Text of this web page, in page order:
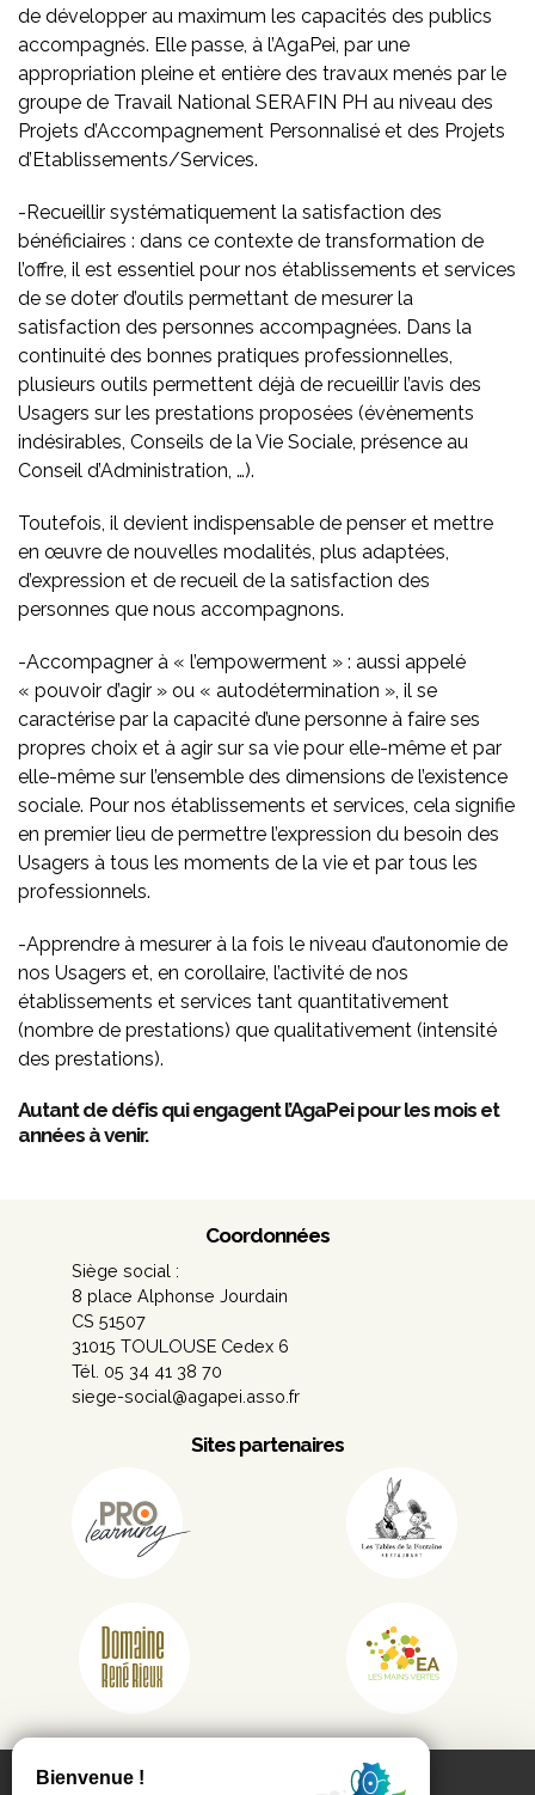
de développer au maximum les capacités des publics
accompagnés. Elle passe, à l’AgaPei, par une
appropriation pleine et entière des travaux menés par le
groupe de Travail National SERAFIN PH au niveau des
Projets d’Accompagnement Personnalisé et des Projets
d’Etablissements/Services.
-Recueillir systématiquement la satisfaction des
bénéficiaires : dans ce contexte de transformation de
l’offre, il est essentiel pour nos établissements et services
de se doter d’outils permettant de mesurer la
satisfaction des personnes accompagnées. Dans la
continuité des bonnes pratiques professionnelles,
plusieurs outils permettent déjà de recueillir l’avis des
Usagers sur les prestations proposées (évènements
indésirables, Conseils de la Vie Sociale, présence au
Conseil d’Administration, …).
Toutefois, il devient indispensable de penser et mettre
en œuvre de nouvelles modalités, plus adaptées,
d’expression et de recueil de la satisfaction des
personnes que nous accompagnons.
-Accompagner à « l’empowerment » : aussi appelé
« pouvoir d’agir » ou « autodétermination », il se
caractérise par la capacité d’une personne à faire ses
propres choix et à agir sur sa vie pour elle-même et par
elle-même sur l’ensemble des dimensions de l’existence
sociale. Pour nos établissements et services, cela signifie
en premier lieu de permettre l’expression du besoin des
Usagers à tous les moments de la vie et par tous les
professionnels.
-Apprendre à mesurer à la fois le niveau d’autonomie de
nos Usagers et, en corollaire, l’activité de nos
établissements et services tant quantitativement
(nombre de prestations) que qualitativement (intensité
des prestations).
Autant de défis qui engagent l’AgaPei pour les mois et
années à venir.
Coordonnées
Siège social :
8 place Alphonse Jourdain
CS 51507
31015 TOULOUSE Cedex 6
Tél. 05 34 41 38 70
siege-social@agapei.asso.fr
Sites partenaires